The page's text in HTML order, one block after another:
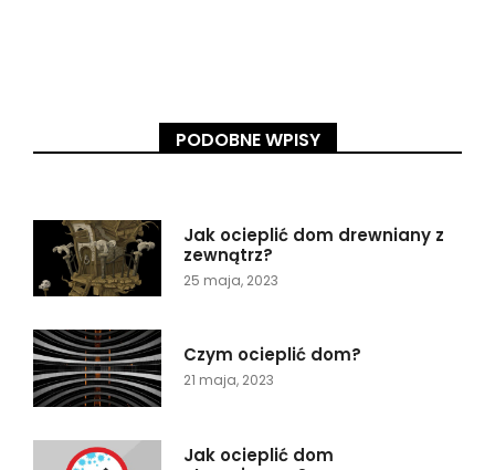
PODOBNE WPISY
Jak ocieplić dom drewniany z
zewnątrz?
25 maja, 2023
Czym ocieplić dom?
21 maja, 2023
Jak ocieplić dom